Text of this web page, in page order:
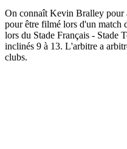
On connaît Kevin Bralley pour
pour être filmé lors d'un match
lors du Stade Français - Stade
inclinés 9 à 13. L'arbitre a
clubs.